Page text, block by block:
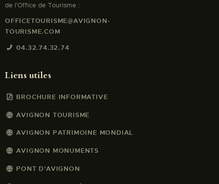
de l’Office de Tourisme :
OFFICETOURISME@AVIGNON-
TOURISME.COM
04.32.74.32.74
Liens utiles
BROCHURE INFORMATIVE
AVIGNON TOURISME
AVIGNON PATRIMOINE MONDIAL
AVIGNON MONUMENTS
PONT D'AVIGNON